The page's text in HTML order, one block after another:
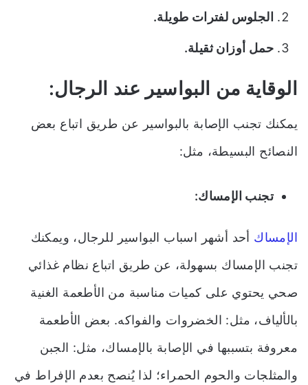
الجلوس لفترات طويلة.
حمل أوزان ثقيلة.
الوقاية من البواسير عند الرجال:
يمكنك تجنب الإصابة بالبواسير عن طريق اتباع بعض
النصائح البسيطة، مثل:
تجنب الإمساك:
الإمساك أحد أشهر اسباب البواسير للرجال، ويمكنك
تجنب الإمساك بسهولة، عن طريق اتباع نظام غذائي
صحي يحتوي على كميات مناسبة من الأطعمة الغنية
بالألياف، مثل: الخضروات والفواكه. بعض الأطعمة
معروفة بتسببها في الإصابة بالإمساك، مثل: الجبن
والمثلجات والحوم الحمراء؛ لذا يُنصح بعدم الإفراط في